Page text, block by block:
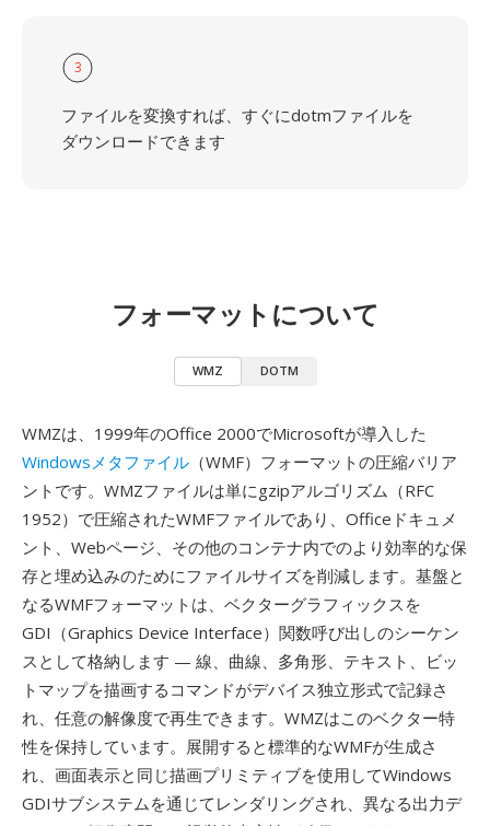
3
ファイルを変換すれば、すぐにdotmファイルを
ダウンロードできます
フォーマットについて
WMZ DOTM
WMZは、1999年のOffice 2000でMicrosoftが導入した
Windowsメタファイル （WMF）フォーマットの圧縮バリア
ントです。WMZファイルは単にgzipアルゴリズム（RFC
1952）で圧縮されたWMFファイルであり、Officeドキュメ
ント、Webページ、その他のコンテナ内でのより効率的な保
存と埋め込みのためにファイルサイズを削減します。基盤と
なるWMFフォーマットは、ベクターグラフィックスを
GDI（Graphics Device Interface）関数呼び出しのシーケン
スとして格納します — 線、曲線、多角形、テキスト、ビッ
トマップを描画するコマンドがデバイス独立形式で記録さ
れ、任意の解像度で再生できます。WMZはこのベクター特
性を保持しています。展開すると標準的なWMFが生成さ
れ、画面表示と同じ描画プリミティブを使用してWindows
GDIサブシステムを通じてレンダリングされ、異なる出力デ